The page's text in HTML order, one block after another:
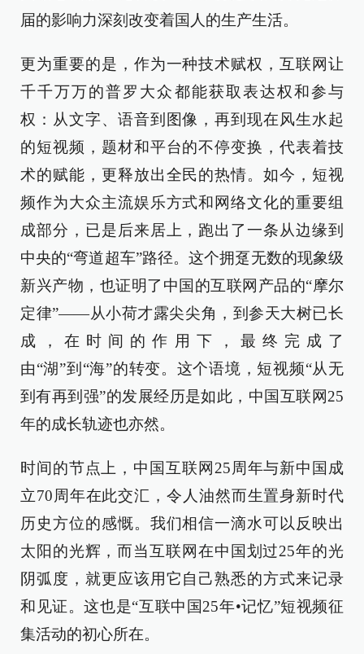
届的影响力深刻改变着国人的生产生活。
更为重要的是，作为一种技术赋权，互联网让
千千万万的普罗大众都能获取表达权和参与
权：从文字、语音到图像，再到现在风生水起
的短视频，题材和平台的不停变换，代表着技
术的赋能，更释放出全民的热情。如今，短视
频作为大众主流娱乐方式和网络文化的重要组
成部分，已是后来居上，跑出了一条从边缘到
中央的“弯道超车”路径。这个拥趸无数的现象级
新兴产物，也证明了中国的互联网产品的“摩尔
定律”——从小荷才露尖尖角，到参天大树已长
成，在时间的作用下，最终完成了
由“湖”到“海”的转变。这个语境，短视频“从无
到有再到强”的发展经历是如此，中国互联网25
年的成长轨迹也亦然。
时间的节点上，中国互联网25周年与新中国成
立70周年在此交汇，令人油然而生置身新时代
历史方位的感慨。我们相信一滴水可以反映出
太阳的光辉，而当互联网在中国划过25年的光
阴弧度，就更应该用它自己熟悉的方式来记录
和见证。这也是“互联中国25年•记忆”短视频征
集活动的初心所在。